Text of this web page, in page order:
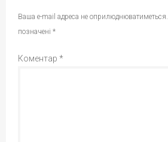
Ваша e-mail адреса не оприлюднюватиметься.
позначені *
Коментар *